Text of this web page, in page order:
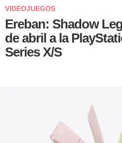
VIDEOJUEGOS
Ereban: Shadow
de abril a la
Series X/S